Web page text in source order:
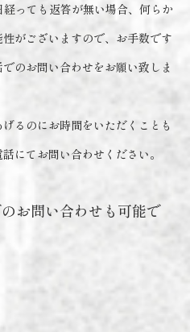
っても返答が無い場合、何らか
がございますので、お手数です
のお問い合わせをお願い致しま
るのにお時間をいただくことも
にてお問い合わせください。
お問い合わせも可能で